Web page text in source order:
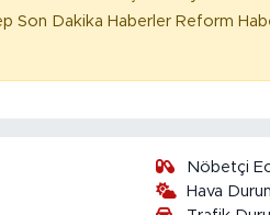
Son Dakika Haberler Reform
Nöbetçi
Hava